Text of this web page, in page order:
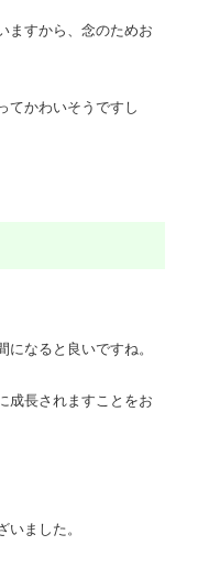
ますから、念のためお
てかわいそうですし
なると良いですね。
成長されますことをお
ました。